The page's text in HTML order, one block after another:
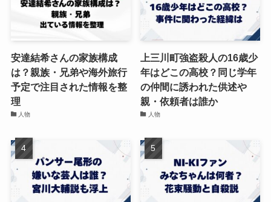
安達結希さんの家族構成
は？親族・兄弟や海外旅行
予定で注目された情報を整
理
人物
上三川町強盗殺人の16歳少
年はどこの高校？同じ学年
の仲間に誘われた供述や
親・依頼者は誰か
人物